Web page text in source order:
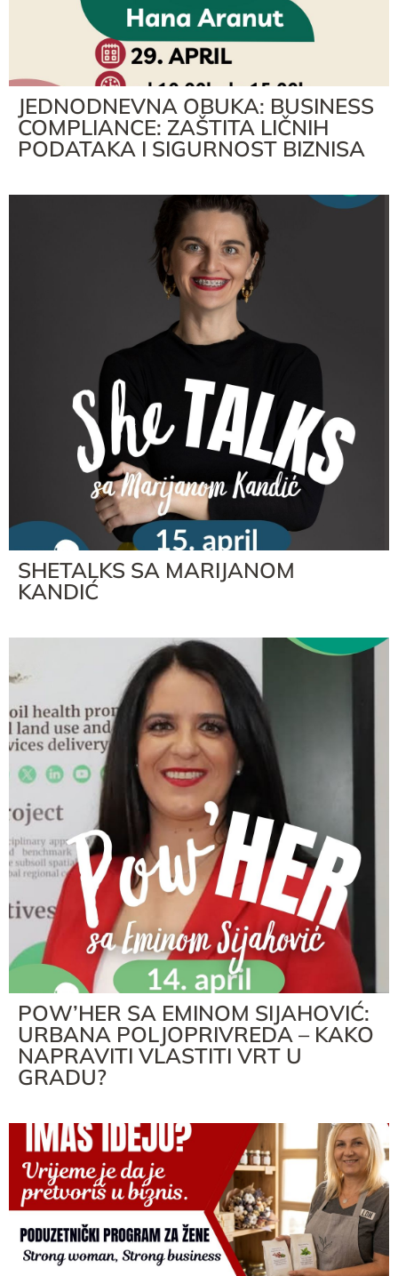
JEDNODNEVNA OBUKA: BUSINESS
COMPLIANCE: ZAŠTITA LIČNIH
PODATAKA I SIGURNOST BIZNISA
SHETALKS SA MARIJANOM
KANDIĆ
POW’HER SA EMINOM SIJAHOVIĆ:
URBANA POLJOPRIVREDA – KAKO
NAPRAVITI VLASTITI VRT U
GRADU?